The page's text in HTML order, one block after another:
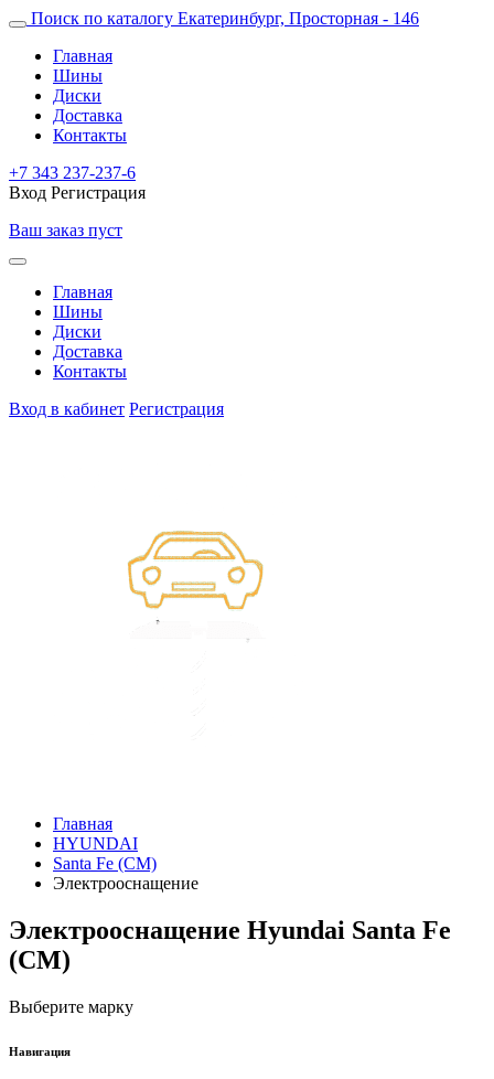
Поиск по каталогу Екатеринбург, Просторная - 146
Главная
Шины
Диски
Доставка
Контакты
+7 343 237-237-6
Вход Регистрация
Ваш заказ пуст
Главная
Шины
Диски
Доставка
Контакты
Вход в кабинет Регистрация
Главная
HYUNDAI
Santa Fe (CM)
Электрооснащение
Электрооснащение Hyundai Santa Fe
(CM)
Выберите марку
Навигация